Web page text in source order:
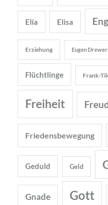
Elia Elisa
Erziehung Eugen
Flüchtlinge Frank-
Freiheit
Friedensbewegung
Geduld Geld
Gnade Gott